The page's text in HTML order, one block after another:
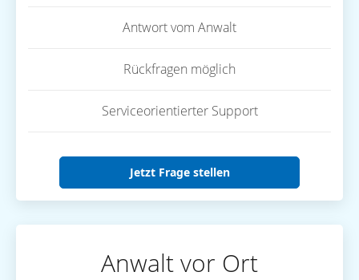
Antwort vom Anwalt
Rückfragen möglich
Serviceorientierter Support
Jetzt Frage stellen
Anwalt vor Ort